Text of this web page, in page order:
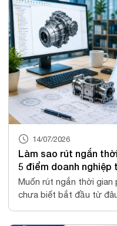
14/07/2026
Làm sao rút ngắn
5 điểm doanh
Muốn rút ngắn thời
chưa biết bắt đầu từ